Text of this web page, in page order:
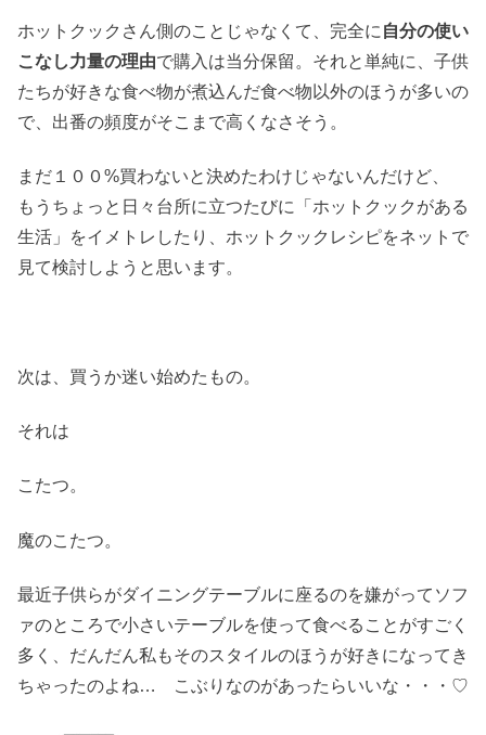
ホットクックさん側のことじゃなくて、完全に 自分の使い
こなし力量の理由で購入は当分保留。それと単純に、子供
たちが好きな食べ物が煮込んだ食べ物以外のほうが多いの
で、出番の頻度がそこまで高くなさそう。
まだ１００%買わないと決めたわけじゃないんだけど、
もうちょっと日々台所に立つたびに「ホットクックがある
生活」をイメトレしたり、ホットクックレシピをネットで
見て検討しようと思います。
次は、買うか迷い始めたもの。
それは
こたつ。
魔のこたつ。
最近子供らがダイニングテーブルに座るのを嫌がってソフ
ァのところで小さいテーブルを使って食べることがすごく
多く、だんだん私もそのスタイルのほうが好きになってき
ちゃったのよね… こぶりなのがあったらいいな・・・♡